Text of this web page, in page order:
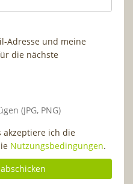
Adresse und meine
die nächste
(JPG, PNG)
akzeptiere ich die
Nutzungsbedingungen.